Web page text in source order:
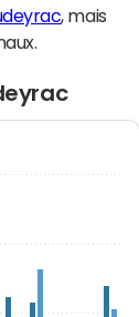
, mais